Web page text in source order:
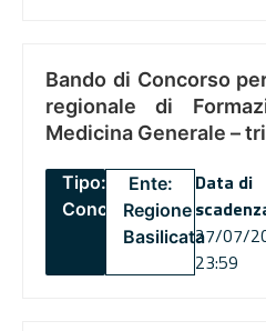
Bando di Concorso
regionale di
Medicina Generale –
Tipo:
Concorsi
Ente:
Regione
Basilicata
Data di
27/07/
23:59